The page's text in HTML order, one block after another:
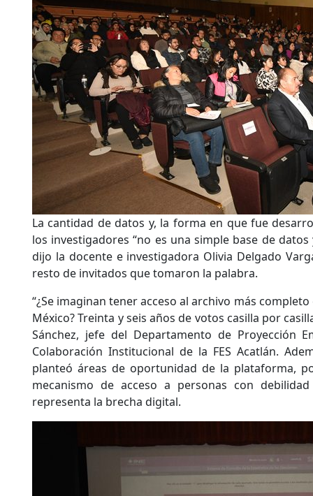
La cantidad de datos y, la forma en que fue
los investigadores “no es una simple base de
dijo la docente e investigadora Olivia Delgado
resto de invitados que tomaron la palabra.
“¿Se imaginan tener acceso al archivo más
México? Treinta y seis años de votos casilla por
Sánchez, jefe del Departamento de Proyección
Colaboración Institucional de la FES Acatlán.
planteó áreas de oportunidad de la plataforma,
mecanismo de acceso a personas con
representa la brecha digital.